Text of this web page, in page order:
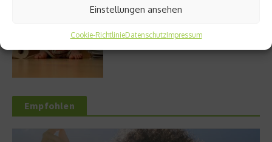
Einstellungen ansehen
Cookie-RichtlinieDatenschutzImpressum
Empfohlen